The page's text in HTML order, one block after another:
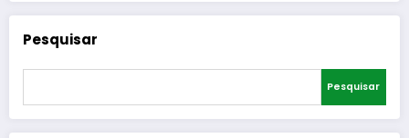
Pesquisar
Pesquisar